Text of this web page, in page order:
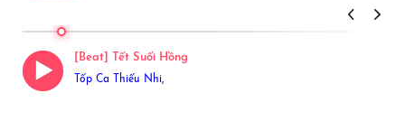
[Beat] Tết Suối Hồng
Tốp Ca Thiếu Nhi,